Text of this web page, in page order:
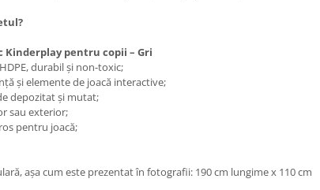
Kinderplay pentru copii – Gri
durabil și non-toxic;
și elemente de joacă interactive;
depozitat și mutat;
sau exterior;
pentru joacă;
așa cum este prezentat în fotografii: 190 cm lungime x 110 cm